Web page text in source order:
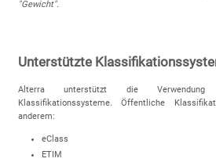
"Gewicht".
Unterstützte
Alterra unterstützt die Verwendung
Klassifikationssysteme. Öffentliche
anderem:
eClass
ETIM